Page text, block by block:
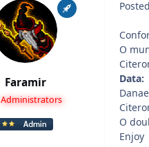
Faramir
Administrators
Posted
O
Data:
O
Enjoy